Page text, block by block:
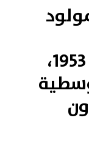
شمالي المغرب عام 1953،